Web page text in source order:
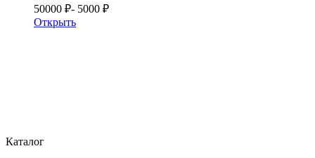
50000 ₽- 5000 ₽
Открыть
Каталог